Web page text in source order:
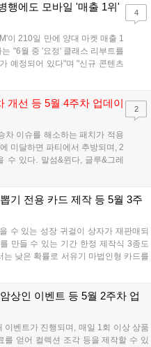
행에도 모바일 '매출 1위'
이 210일 만에 양대 마켓 매출 1
"6월 중 '요정' 클래스 리부트를
예정되어 있다"며 "신규 콘텐츠
영향을 끼친 것으로 보인다"고
4
개선 등 5월 4주차 업데이
차 이슈를 해소하는 패치가 적용
미달하면 파티에서 추방되며, 2
수 있다. 말섬&윈다, 글루&그레
으며, 이벤트 기간 중 900 아데
2
기 전용 카드 제작 등 5월 3주
수 있는 성장 귀걸이 상자가 재판매되
만들 수 있는 기간 한정 제작식 3종도
낮은 확률로 서유기 마법인형 카드를
에서는 뽑기 전용 변신 · 마법인형 24
상인 이벤트 등 5월 2주차 업
벤트가 진행되며, 매일 1회 이상 상품
를 얻어 컬렉션 조각 등을 제작할 수 있